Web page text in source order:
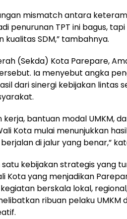
mismatch antara
penurunan TPT ini bagus,
SDM,” tambahnya.
(Sekda) Kota Parepare,
Ia menyebut angka
dari sinergi kebijakan lintas
bantuan modal UMKM,
Kota mulai menunjukkan
di jalur yang benar,”
kebijakan strategis yang
Kota yang menjadikan
berskala lokal,
ribuan pelaku UMKM